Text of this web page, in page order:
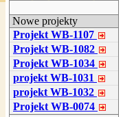
Nowe projekty
Projekt WB-1107
Projekt WB-1082
Projekt WB-1034
projekt WB-1031
projekt WB-1032
Projekt WB-0074